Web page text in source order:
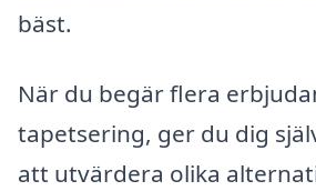
bäst.
När du begär flera
tapetsering, ger du dig
att utvärdera olika